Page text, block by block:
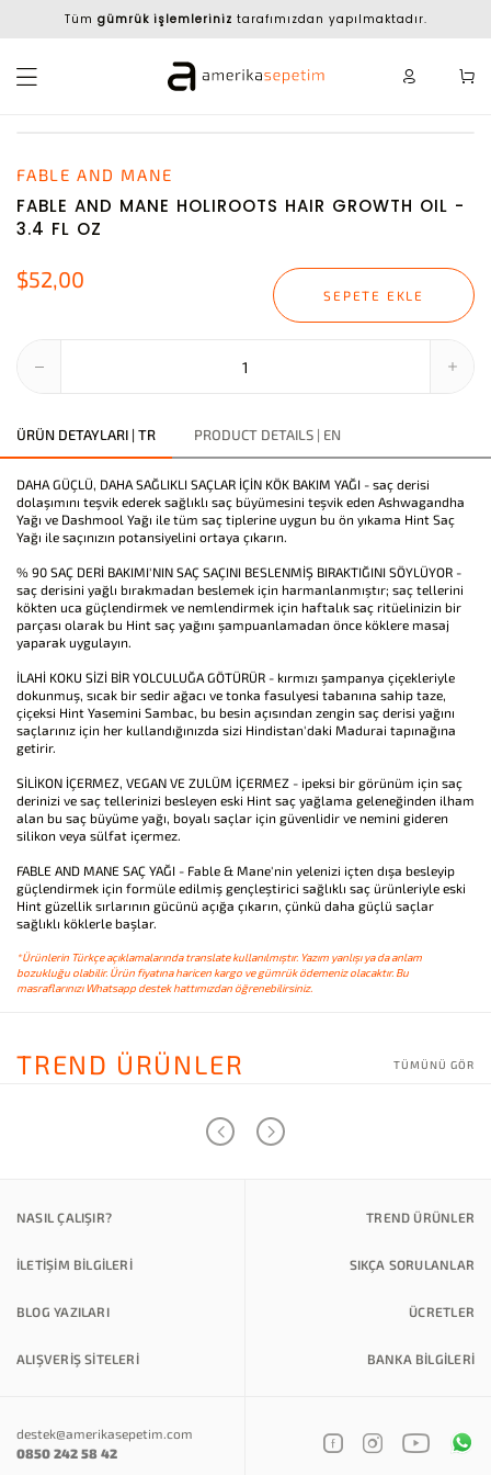
Tüm gümrük işlemleriniz tarafımızdan yapılmaktadır.
FABLE AND MANE
FABLE AND MANE HOLIROOTS HAIR GROWTH OIL -
3.4 FL OZ
$52,00
SEPETE EKLE
ÜRÜN DETAYLARI | TR PRODUCT DETAILS | EN
DAHA GÜÇLÜ, DAHA SAĞLIKLI SAÇLAR İÇİN KÖK BAKIM YAĞI - saç derisi
dolaşımını teşvik ederek sağlıklı saç büyümesini teşvik eden Ashwagandha
Yağı ve Dashmool Yağı ile tüm saç tiplerine uygun bu ön yıkama Hint Saç
Yağı ile saçınızın potansiyelini ortaya çıkarın.
% 90 SAÇ DERİ BAKIMI'NIN SAÇ SAÇINI BESLENMİŞ BIRAKTIĞINI SÖYLÜYOR -
saç derisini yağlı bırakmadan beslemek için harmanlanmıştır; saç tellerini
kökten uca güçlendirmek ve nemlendirmek için haftalık saç ritüelinizin bir
parçası olarak bu Hint saç yağını şampuanlamadan önce köklere masaj
yaparak uygulayın.
İLAHİ KOKU SİZİ BİR YOLCULUĞA GÖTÜRÜR - kırmızı şampanya çiçekleriyle
dokunmuş, sıcak bir sedir ağacı ve tonka fasulyesi tabanına sahip taze,
çiçeksi Hint Yasemini Sambac, bu besin açısından zengin saç derisi yağını
saçlarınız için her kullandığınızda sizi Hindistan'daki Madurai tapınağına
getirir.
SİLİKON İÇERMEZ, VEGAN VE ZULÜM İÇERMEZ - ipeksi bir görünüm için saç
derinizi ve saç tellerinizi besleyen eski Hint saç yağlama geleneğinden ilham
alan bu saç büyüme yağı, boyalı saçlar için güvenlidir ve nemini gideren
silikon veya sülfat içermez.
FABLE AND MANE SAÇ YAĞI - Fable & Mane'nin yelenizi içten dışa besleyip
güçlendirmek için formüle edilmiş gençleştirici sağlıklı saç ürünleriyle eski
Hint güzellik sırlarının gücünü açığa çıkarın, çünkü daha güçlü saçlar
sağlıklı köklerle başlar.
*Ürünlerin Türkçe açıklamalarında translate kullanılmıştır. Yazım yanlışı ya da anlam
bozukluğu olabilir. Ürün fiyatına haricen kargo ve gümrük ödemeniz olacaktır. Bu
masraflarınızı Whatsapp destek hattımızdan öğrenebilirsiniz.
TREND ÜRÜNLER TÜMÜNÜ GÖR
NASIL ÇALIŞIR? TREND ÜRÜNLER
İLETİŞİM BİLGİLERİ SIKÇA SORULANLAR
BLOG YAZILARI ÜCRETLER
ALIŞVERİŞ SİTELERİ BANKA BILGILERI
destek@amerikasepetim.com
0850 242 58 42